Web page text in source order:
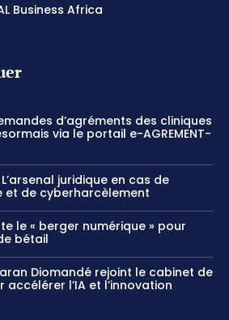
Business Africa
d’agréments des cliniques
via le portail e-AGREMENT-
juridique en cas de
et de cyberharcèlement
le « berger numérique » pour
bétail
Diomandé rejoint le cabinet de
l’IA et l’innovation